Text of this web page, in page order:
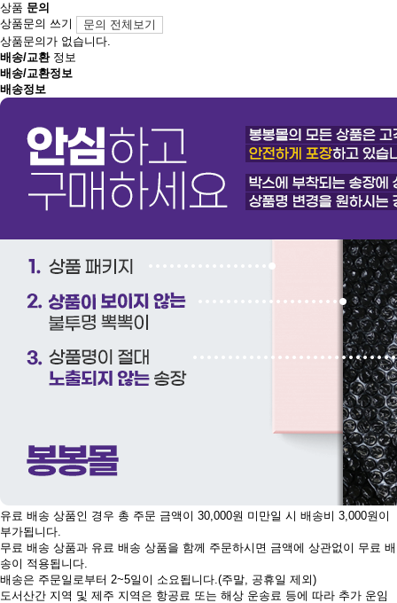
상품 문의
상품문의 쓰기
문의 전체보기
상품문의가 없습니다.
배송/교환정보
배송/교환정보
배송정보
유료 배송 상품인 경우 총 주문 금액이 30,000원 미만일 시 배송비 3,000원이
부가됩니다.
무료 배송 상품과 유료 배송 상품을 함께 주문하시면 금액에 상관없이 무료 배
송이 적용됩니다.
배송은 주문일로부터 2~5일이 소요됩니다.(주말, 공휴일 제외)
도서산간 지역 및 제주 지역은 항공료 또는 해상 운송료 등에 따라 추가 운임